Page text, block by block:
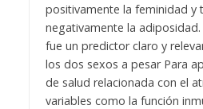
positivamente la feminidad y
negativamente la
fue un predictor claro y
los dos sexos a pesar Para
de salud relacionada con el
variables como la función